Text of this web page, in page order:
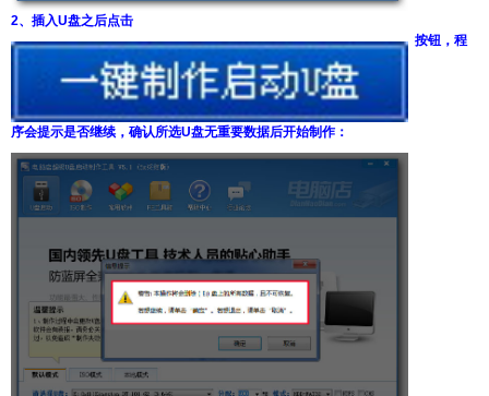
2、插入U盘之后点击
按钮，程
序会提示是否继续，确认所选U盘无重要数据后开始制作：